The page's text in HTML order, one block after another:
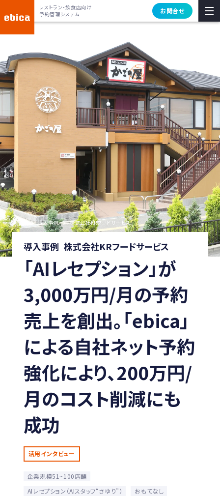
レストラン・飲食店向け
予約管理システム
お問合せ
ホーム 導入事例 株式会社KRフードサービス
導入事例 株式会社KRフードサービス
「AIレセプション」が
3,000万円/月の予約
売上を創出。「ebica」
による自社ネット予約
強化により、200万円/
月のコスト削減にも
成功
活用インタビュー
企業規模51~100店舗
AIレセプション（AIスタッフ“さゆり”）
おもてなし